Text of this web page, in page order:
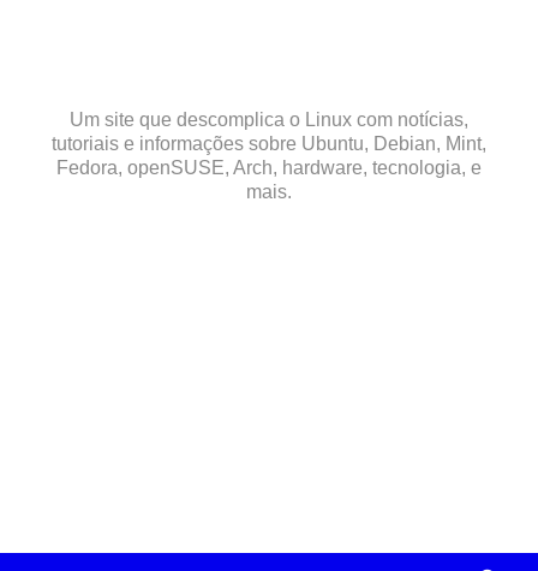
Um site que descomplica o Linux com notícias,
tutoriais e informações sobre Ubuntu, Debian, Mint,
Fedora, openSUSE, Arch, hardware, tecnologia, e
mais.